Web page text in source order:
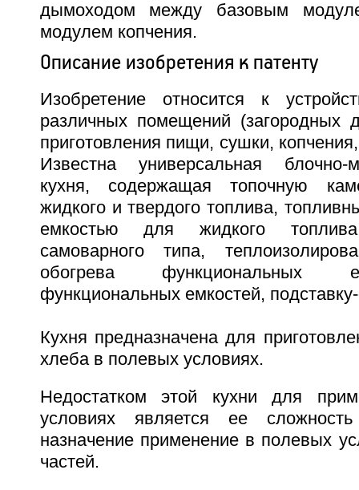
дымоходом между базовым
модулем копчения.
Описание изобретения к патенту
Изобретение относится к
различных помещений (загородных
приготовления пищи, сушки,
Известна универсальная блочно-
кухня, содержащая топочную
жидкого и твердого топлива,
емкостью для жидкого топлива,
самоварного типа,
обогрева функциональных
функциональных емкостей,
Кухня предназначена для
хлеба в полевых условиях.
Недостатком этой кухни для
условиях является ее
назначение применение в полевых
частей.